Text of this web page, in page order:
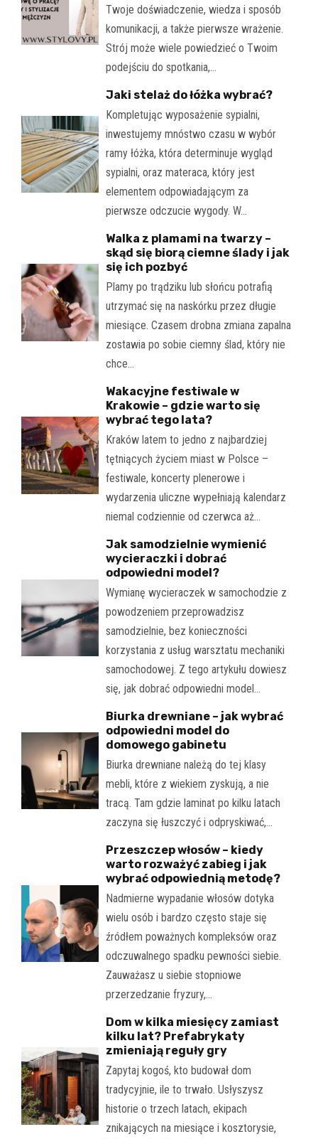
Twoje doświadczenie, wiedza i sposób
komunikacji, a także pierwsze wrażenie.
Strój może wiele powiedzieć o Twoim
podejściu do spotkania,…
Jaki stelaż do łóżka wybrać?
Kompletując wyposażenie sypialni,
inwestujemy mnóstwo czasu w wybór
ramy łóżka, która determinuje wygląd
sypialni, oraz materaca, który jest
elementem odpowiadającym za
pierwsze odczucie wygody. W…
Walka z plamami na twarzy –
skąd się biorą ciemne ślady i jak
się ich pozbyć
Plamy po trądziku lub słońcu potrafią
utrzymać się na naskórku przez długie
miesiące. Czasem drobna zmiana zapalna
zostawia po sobie ciemny ślad, który nie
chce…
Wakacyjne festiwale w
Krakowie – gdzie warto się
wybrać tego lata?
Kraków latem to jedno z najbardziej
tętniących życiem miast w Polsce –
festiwale, koncerty plenerowe i
wydarzenia uliczne wypełniają kalendarz
niemal codziennie od czerwca aż…
Jak samodzielnie wymienić
wycieraczki i dobrać
odpowiedni model?
Wymianę wycieraczek w samochodzie z
powodzeniem przeprowadzisz
samodzielnie, bez konieczności
korzystania z usług warsztatu mechaniki
samochodowej. Z tego artykułu dowiesz
się, jak dobrać odpowiedni model…
Biurka drewniane – jak wybrać
odpowiedni model do
domowego gabinetu
Biurka drewniane należą do tej klasy
mebli, które z wiekiem zyskują, a nie
tracą. Tam gdzie laminat po kilku latach
zaczyna się łuszczyć i odpryskiwać,…
Przeszczep włosów – kiedy
warto rozważyć zabieg i jak
wybrać odpowiednią metodę?
Nadmierne wypadanie włosów dotyka
wielu osób i bardzo często staje się
źródłem poważnych kompleksów oraz
odczuwalnego spadku pewności siebie.
Zauważasz u siebie stopniowe
przerzedzanie fryzury,…
Dom w kilka miesięcy zamiast
kilku lat? Prefabrykaty
zmieniają reguły gry
Zapytaj kogoś, kto budował dom
tradycyjnie, ile to trwało. Usłyszysz
historie o trzech latach, ekipach
znikających na miesiące i kosztorysie,